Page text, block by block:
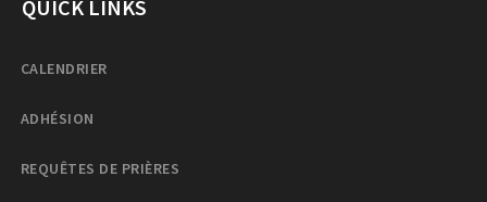
QUICK LINKS
CALENDRIER
ADHÉSION
REQUÊTES DE PRIÈRES